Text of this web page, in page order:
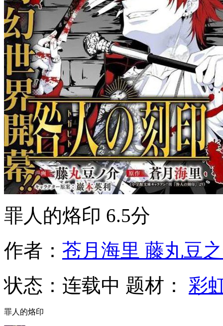
罪人的烙印 6.5分
作者： 苍月海里 藤丸豆
状态： 连载中 题材： 彩
罪人的烙印